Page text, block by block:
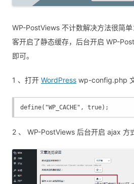
WP-PostViews 不计数解决方法很简
客开启了静态缓存，后台开启 WP-
即可。
1 、打开 WordPress wp-config.php
define("WP_CACHE", true);
2 、 WP-PostViews 后台开启 ajax 方